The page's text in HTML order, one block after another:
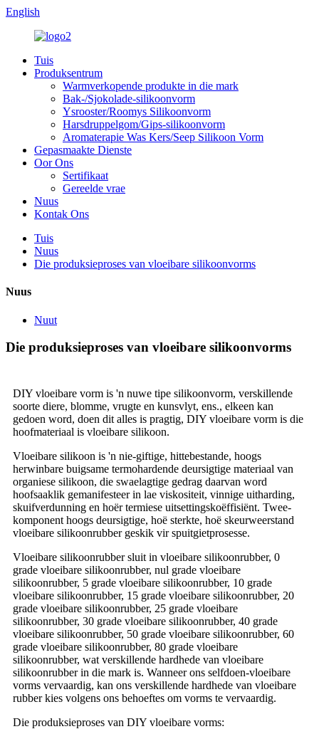
English
Tuis
Produksentrum
Warmverkopende produkte in die mark
Bak-/Sjokolade-silikoonvorm
Ysrooster/Roomys Silikoonvorm
Harsdruppelgom/Gips-silikoonvorm
Aromaterapie Was Kers/Seep Silikoon Vorm
Gepasmaakte Dienste
Oor Ons
Sertifikaat
Gereelde vrae
Nuus
Kontak Ons
Tuis
Nuus
Die produksieproses van vloeibare silikoonvorms
Nuus
Nuut
Die produksieproses van vloeibare silikoonvorms
DIY vloeibare vorm is 'n nuwe tipe silikoonvorm, verskillende
soorte diere, blomme, vrugte en kunsvlyt, ens., elkeen kan
gedoen word, doen dit alles is pragtig, DIY vloeibare vorm is die
hoofmateriaal is vloeibare silikoon.
Vloeibare silikoon is 'n nie-giftige, hittebestande, hoogs
herwinbare buigsame termohardende deursigtige materiaal van
organiese silikoon, die swaelagtige gedrag daarvan word
hoofsaaklik gemanifesteer in lae viskositeit, vinnige uitharding,
skuifverdunning en hoër termiese uitsettingskoëffisiënt. Twee-
komponent hoogs deursigtige, hoë sterkte, hoë skeurweerstand
vloeibare silikoonrubber geskik vir spuitgietprosesse.
Vloeibare silikoonrubber sluit in vloeibare silikoonrubber, 0
grade vloeibare silikoonrubber, nul grade vloeibare
silikoonrubber, 5 grade vloeibare silikoonrubber, 10 grade
vloeibare silikoonrubber, 15 grade vloeibare silikoonrubber, 20
grade vloeibare silikoonrubber, 25 grade vloeibare
silikoonrubber, 30 grade vloeibare silikoonrubber, 40 grade
vloeibare silikoonrubber, 50 grade vloeibare silikoonrubber, 60
grade vloeibare silikoonrubber, 80 grade vloeibare
silikoonrubber, wat verskillende hardhede van vloeibare
silikoonrubber in die mark is. Wanneer ons selfdoen-vloeibare
vorms vervaardig, kan ons verskillende hardhede van vloeibare
rubber kies volgens ons behoeftes om vorms te vervaardig.
Die produksieproses van DIY vloeibare vorms: